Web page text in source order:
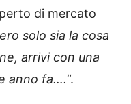
di mercato
solo sia la cosa
arrivi con una
anno fa….“.